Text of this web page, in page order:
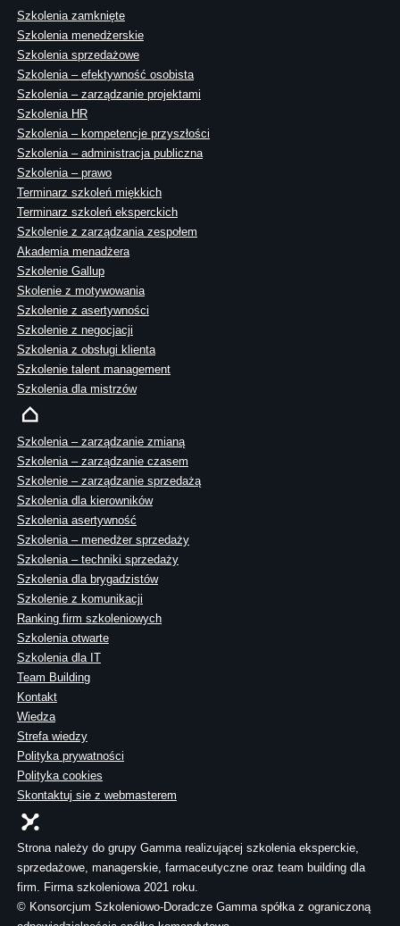
Szkolenia zamknięte
Szkolenia menedżerskie
Szkolenia sprzedażowe
Szkolenia – efektywność osobista
Szkolenia – zarządzanie projektami
Szkolenia HR
Szkolenia – kompetencje przyszłości
Szkolenia – administracja publiczna
Szkolenia – prawo
Terminarz szkoleń miękkich
Terminarz szkoleń eksperckich
Szkolenie z zarządzania zespołem
Akademia menadżera
Szkolenie Gallup
Skolenie z motywowania
Szkolenie z asertywności
Szkolenie z negocjacji
Szkolenia z obsługi klienta
Szkolenie talent management
Szkolenia dla mistrzów
Szkolenia – zarządzanie zmianą
Szkolenia – zarządzanie czasem
Szkolenie – zarządzanie sprzedażą
Szkolenia dla kierowników
Szkolenia asertywność
Szkolenia – menedżer sprzedaży
Szkolenia – techniki sprzedaży
Szkolenia dla brygadzistów
Szkolenie z komunikacji
Ranking firm szkoleniowych
Szkolenia otwarte
Szkolenia dla IT
Team Building
Kontakt
Wiedza
Strefa wiedzy
Polityka prywatności
Polityka cookies
Skontaktuj sie z webmasterem
Strona należy do grupy Gamma realizującej szkolenia eksperckie,
sprzedażowe, managerskie, farmaceutyczne oraz team building dla
firm. Firma szkoleniowa 2021 roku.
© Konsorcjum Szkoleniowo-Doradcze Gamma spółka z ograniczoną